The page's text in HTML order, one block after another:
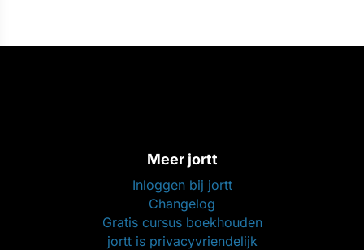
Meer jortt
Inloggen bij jortt
Changelog
Gratis cursus boekhouden
jortt is privacyvriendelijk